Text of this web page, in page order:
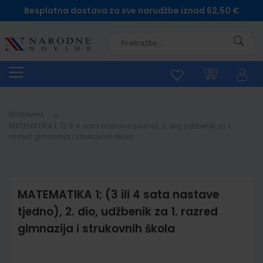
Besplatna dostava za sve narudžbe iznad 62,50 €
Naslovna
MATEMATIKA 1; (3 ili 4 sata nastave
tjedno), 2. dio, udžbenik za 1. razred
gimnazija i strukovnih škola